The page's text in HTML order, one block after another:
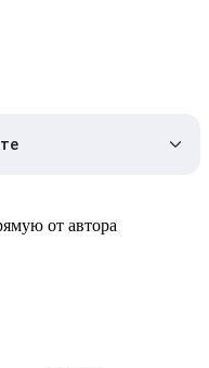
от автора